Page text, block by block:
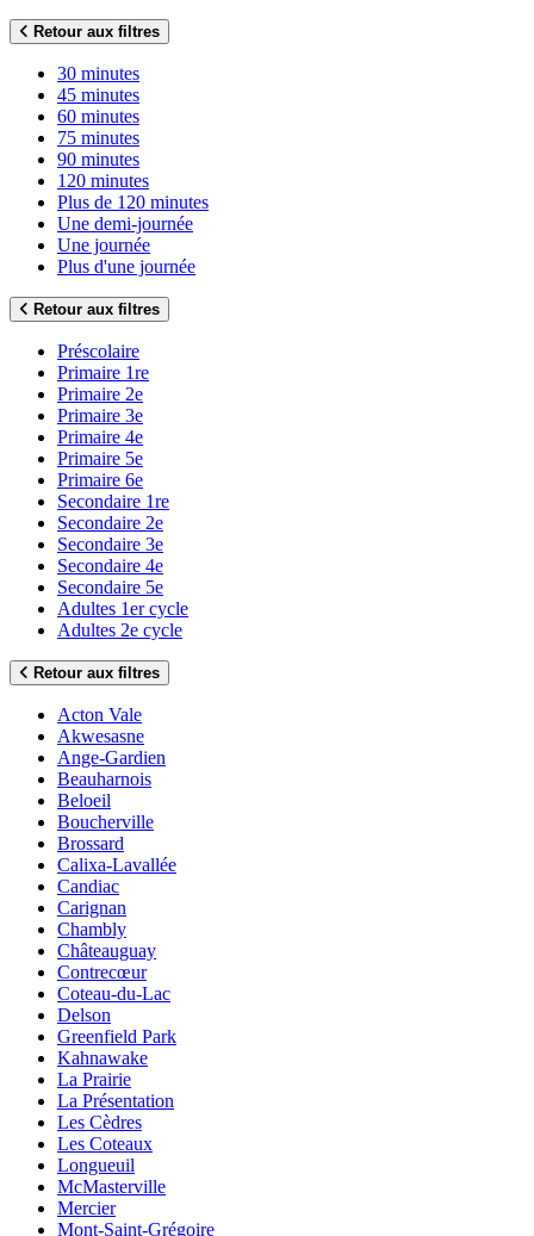
Retour aux filtres
30 minutes
45 minutes
60 minutes
75 minutes
90 minutes
120 minutes
Plus de 120 minutes
Une demi-journée
Une journée
Plus d'une journée
Retour aux filtres
Préscolaire
Primaire 1re
Primaire 2e
Primaire 3e
Primaire 4e
Primaire 5e
Primaire 6e
Secondaire 1re
Secondaire 2e
Secondaire 3e
Secondaire 4e
Secondaire 5e
Adultes 1er cycle
Adultes 2e cycle
Retour aux filtres
Acton Vale
Akwesasne
Ange-Gardien
Beauharnois
Beloeil
Boucherville
Brossard
Calixa-Lavallée
Candiac
Carignan
Chambly
Châteauguay
Contrecœur
Coteau-du-Lac
Delson
Greenfield Park
Kahnawake
La Prairie
La Présentation
Les Cèdres
Les Coteaux
Longueuil
McMasterville
Mercier
Mont-Saint-Grégoire